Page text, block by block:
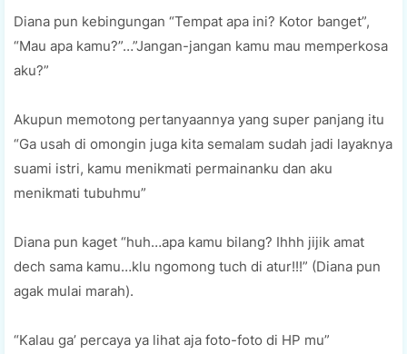
Diana pun kebingungan “Tempat apa ini? Kotor banget”,
“Mau apa kamu?”…”Jangan-jangan kamu mau memperkosa
aku?”
Akupun memotong pertanyaannya yang super panjang itu
“Ga usah di omongin juga kita semalam sudah jadi layaknya
suami istri, kamu menikmati permainanku dan aku
menikmati tubuhmu”
Diana pun kaget “huh…apa kamu bilang? Ihhh jijik amat
dech sama kamu…klu ngomong tuch di atur!!!” (Diana pun
agak mulai marah).
“Kalau ga’ percaya ya lihat aja foto-foto di HP mu”